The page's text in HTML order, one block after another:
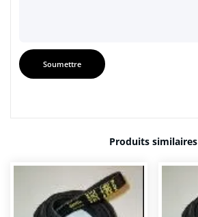
Produits similaires